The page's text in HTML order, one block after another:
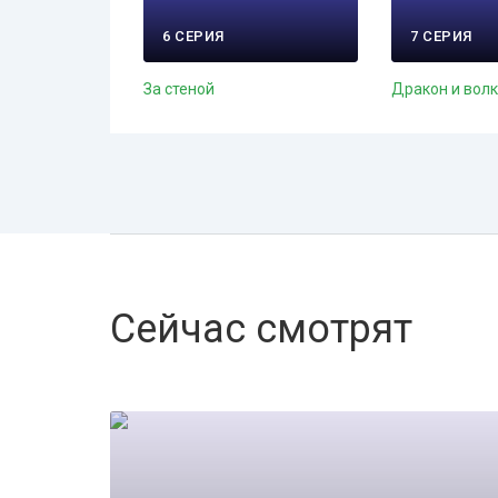
6 СЕРИЯ
За стеной
7 СЕРИЯ
Дракон и волк
Сейчас смотрят